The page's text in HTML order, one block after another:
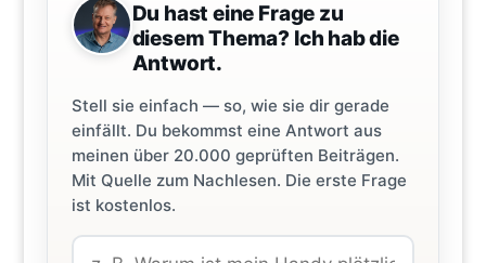
Du hast eine Frage zu
diesem Thema? Ich hab die
Antwort.
Stell sie einfach — so, wie sie dir gerade
einfällt. Du bekommst eine Antwort aus
meinen über 20.000 geprüften Beiträgen.
Mit Quelle zum Nachlesen. Die erste Frage
ist kostenlos.